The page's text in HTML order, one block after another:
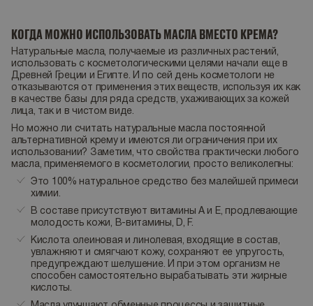
КОГДА МОЖНО ИСПОЛЬЗОВАТЬ МАСЛА ВМЕСТО КРЕМА?
Натуральные масла, получаемые из различных растений,
использовать с косметологическими целями начали еще в
Древней Греции и Египте. И по сей день косметологи не
отказываются от применения этих веществ, используя их как
в качестве базы для ряда средств, ухаживающих за кожей
лица, так и в чистом виде.
Но можно ли считать натуральные масла постоянной
альтернативной крему и имеются ли ограничения при их
использовании? Заметим, что свойства практически любого
масла, применяемого в косметологии, просто великолепны:
Это 100% натуральное средство без малейшей примеси
химии.
В составе присутствуют витамины А и Е, продлевающие
молодость кожи, В-витамины, D, F.
Кислота олеиновая и линолевая, входящие в состав,
увлажняют и смягчают кожу, сохраняют ее упругость,
предупреждают шелушение. И при этом организм не
способен самостоятельно вырабатывать эти жирные
кислоты.